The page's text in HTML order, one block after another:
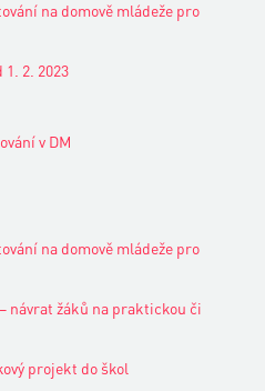
na domově mládeže pro
2. 2023
v DM
na domově mládeže pro
návrat žáků na praktickou či
projekt do škol